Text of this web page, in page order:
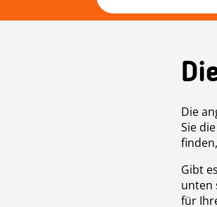
Die
Sie
Gibt
unten
für